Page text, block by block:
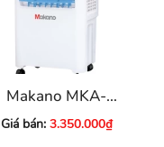
Makano MKA-
03500C
Giá bán:3.350.000₫